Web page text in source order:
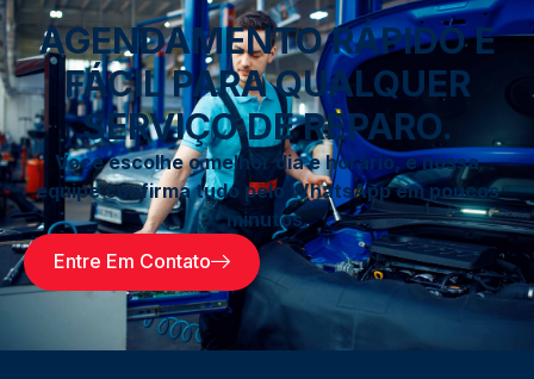
AGENDAMENTO RÁPIDO E
FÁCIL PARA QUALQUER
SERVIÇO DE REPARO.
Você escolhe o melhor dia e horário, e nossa
equipe confirma tudo pelo WhatsApp em poucos
minutos.
Entre Em Contato